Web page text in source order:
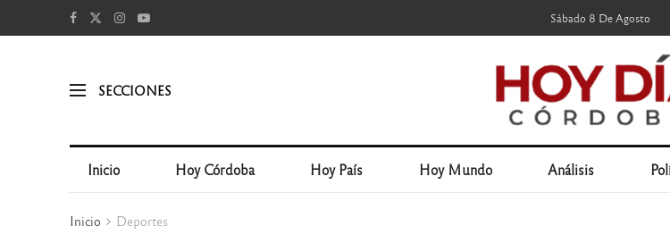
Sábado 8 De Agosto
SECCIONES
Inicio Hoy Córdoba Hoy País Hoy Mundo Análisis
Inicio Deportes